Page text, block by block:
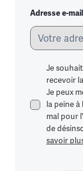
Adresse e-mail
Je
recevoir
Je peux
la peine
mal pour
de
savoir